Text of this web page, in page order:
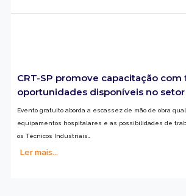
CRT-SP promove capacitação com
oportunidades disponíveis no
Evento gratuito aborda a escassez de mão de obra
equipamentos hospitalares e as possibilidades de
os Técnicos Industriais…
Ler mais...